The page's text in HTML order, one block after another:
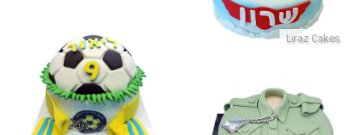
Liraz Cakes
התקשר/י
עוגת כדורגל מבצק סוכר
התקשר/י
עוגת גיוס